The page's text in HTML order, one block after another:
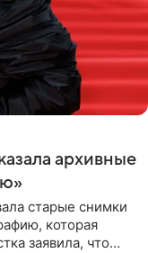
архивные
старые снимки
которая
заявила, что